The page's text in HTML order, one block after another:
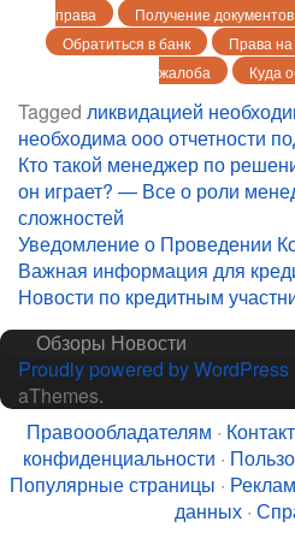
права Получение документов
Обратиться в банк
Права
жалоба
Куда
Tagged ликвидацией
необходимаоооотчетности
Навигация
по
записям
Кто такой менеджер по
он играет? — Все о роли
сложностей
Уведомление о Проведении
Важная информация для
Новости по кредитным
Обзоры Новости
Proudly powered by WordPress
aThemes.
Правоообладателям ·
конфиденциальности ·
Популярные страницы ·
данных ·